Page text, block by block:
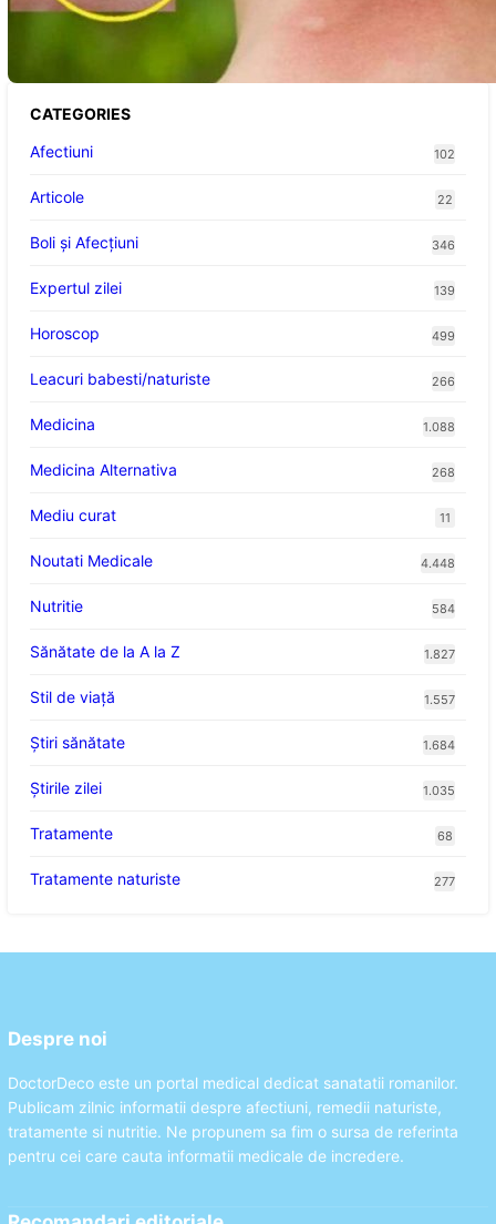
țânțarilor: O nouă viziune asupra alegerii
CATEGORIES
Afectiuni
102
Articole 22
Boli și Afecțiuni 346
Expertul zilei 139
Horoscop 499
Leacuri babesti/naturiste 266
Medicina 1.088
Medicina Alternativa 268
Mediu curat 11
Noutati Medicale 4.448
Nutritie 584
Sănătate de la A la Z 1.827
Stil de viaţă 1.557
Ştiri sănătate 1.684
Știrile zilei 1.035
Tratamente 68
Tratamente naturiste 277
Despre noi
DoctorDeco este un portal medical dedicat sanatatii romanilor.
Publicam zilnic informatii despre afectiuni, remedii naturiste,
tratamente si nutritie. Ne propunem sa fim o sursa de referinta
pentru cei care cauta informatii medicale de incredere.